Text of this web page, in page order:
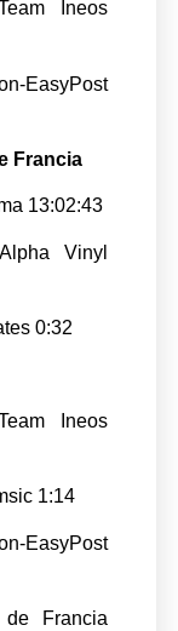
Ineos
EasyPost
Francia
13:02:43
Vinyl
0:32
Ineos
1:14
EasyPost
de Francia